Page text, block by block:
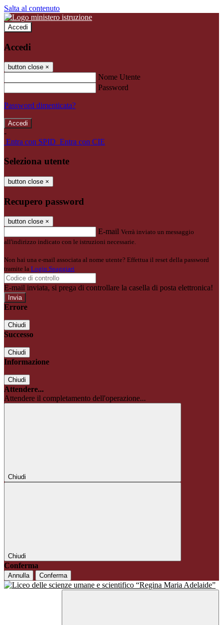
Salta al contenuto
Accedi
Accedi
button close ×
Nome Utente
Password
Password dimenticata?
-
Entra con SPID Entra con CIE
Seleziona utente
button close ×
Recupero password
button close ×
E-mail Verrà inviato un messaggio
all'indirizzo indicato con le istruzioni necessarie.
Non hai una e-mail associata al nome utente? Effettua il reset della password
tramite la Login Spaggiari
E-mail inviata, si prega di controllare la casella di posta elettronica!
Errore
Chiudi
Successo
Chiudi
Informazione
Chiudi
Attendere...
Attendere il completamento dell'operazione...
Chiudi
Chiudi
Conferma
Annulla Conferma